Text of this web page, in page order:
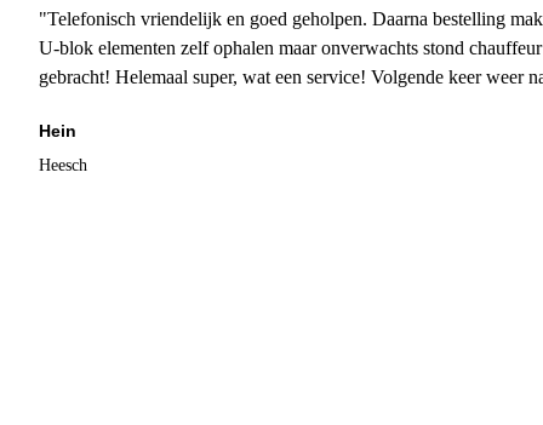
"Telefonisch vriendelijk en goed geholpen. Daarna bestelling
U-blok elementen zelf ophalen maar onverwachts stond
gebracht! Helemaal super, wat een service! Volgende keer weer
Hein
Heesch